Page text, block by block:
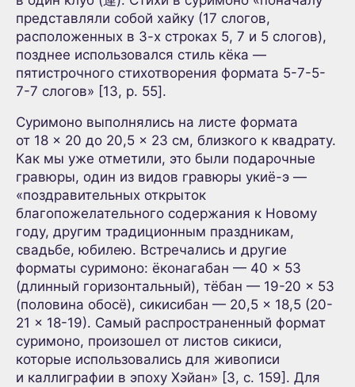
представляли собой хайку (17 слогов,
расположенных в 3-х строках 5, 7 и 5 слогов),
позднее использовался стиль кёка —
пятистрочного стихотворения формата 5-7-5-
7-7 слогов» [13, p. 55].
Суримоно выполнялись на листе формата
от 18 × 20 до 20,5 × 23 см, близкого к квадрату.
Как мы уже отметили, это были подарочные
гравюры, один из видов гравюры укиё-э —
«поздравительных открыток
благопожелательного содержания к Новому
году, другим традиционным праздникам,
свадьбе, юбилею. Встречались и другие
форматы суримоно: ёконагабан — 40 × 53
(длинный горизонтальный), тёбан — 19-20 × 53
(половина обосё), сикисибан — 20,5 × 18,5 (20-
21 × 18-19). Самый распространенный формат
суримоно, произошел от листов сикиси,
которые использовались для живописи
и каллиграфии в эпоху Хэйан» [3, с. 159]. Для